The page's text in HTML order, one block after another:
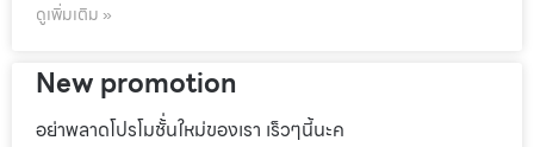
ดูเพิ่มเติม »
New promotion
อย่าพลาดโปรโมชั้่นใหม่ของเรา เร็วๆนี้นะค